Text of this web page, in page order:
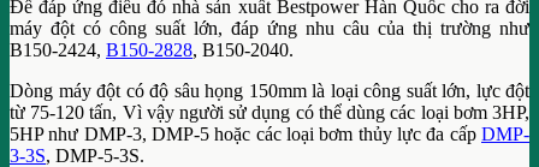
Để đáp ứng điều đó nhà sản xuất Bestpower Hàn Quốc cho ra đời
máy đột có công suất lớn, đáp ứng nhu câu của thị trường như
B150-2424, B150-2828, B150-2040.
Dòng máy đột có độ sâu họng 150mm là loại công suất lớn, lực đột
từ 75-120 tấn, Vì vậy người sử dụng có thể dùng các loại bơm 3HP,
5HP như DMP-3, DMP-5 hoặc các loại bơm thủy lực đa cấp DMP-
3-3S, DMP-5-3S.